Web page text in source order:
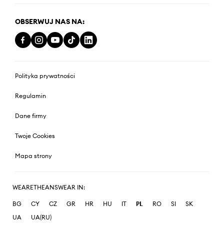
OBSERWUJ NAS NA:
Polityka prywatności
Regulamin
Dane firmy
Twoje Cookies
Mapa strony
WEARETHEANSWEAR IN:
BG CY CZ GR HR HU IT PL RO SI
SK
UA
UA(RU)